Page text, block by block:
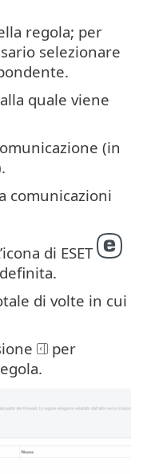
regola; per
selezionare
quale viene
(in
comunicazioni
di ESET
di volte in cui
per